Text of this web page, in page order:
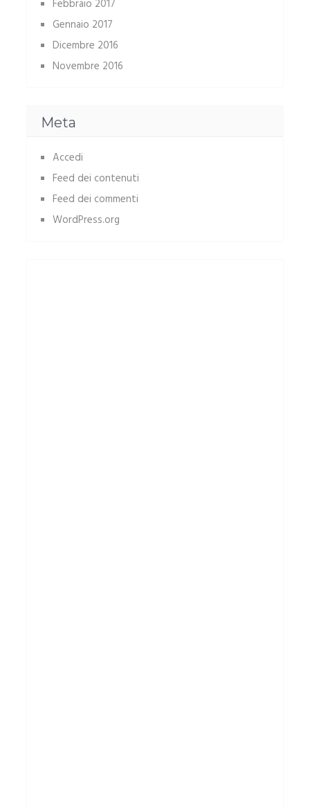
Febbraio 2017
Gennaio 2017
Dicembre 2016
Novembre 2016
Meta
Accedi
Feed dei contenuti
Feed dei commenti
WordPress.org